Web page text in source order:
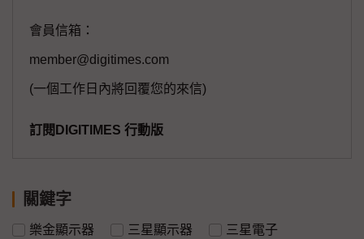
會員信箱：
member@digitimes.com
(一個工作日內將回覆您的來信)
訂閱DIGITIMES 行動版
關鍵字
樂金顯示器 三星顯示器
三星電子